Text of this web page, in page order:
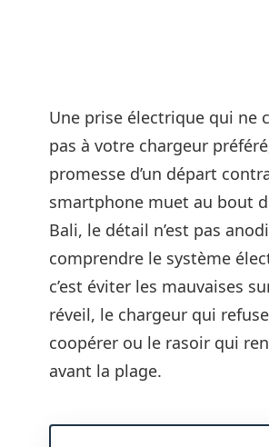
Une prise électrique qui ne
pas à votre chargeur
promesse d’un départ
smartphone muet au bout
Bali, le détail n’est pas
comprendre le système
c’est éviter les mauvaises
réveil, le chargeur qui
coopérer ou le rasoir qui
avant la plage.